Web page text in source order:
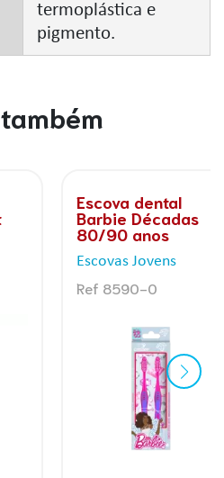
termoplástica e
pigmento.
também
Escova dental
Barbie Décadas
80/90 anos
Escovas Jovens
Ref 8590-0